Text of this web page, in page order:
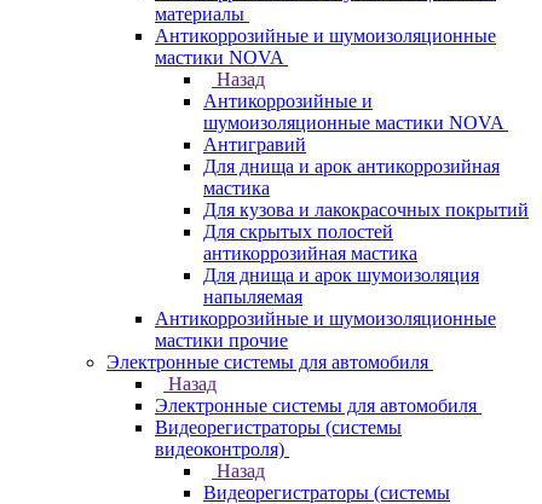
материалы
Антикоррозийные и шумоизоляционные
мастики NOVA
Назад
Антикоррозийные и
шумоизоляционные мастики NOVA
Антигравий
Для днища и арок антикоррозийная
мастика
Для кузова и лакокрасочных покрытий
Для скрытых полостей
антикоррозийная мастика
Для днища и арок шумоизоляция
напыляемая
Антикоррозийные и шумоизоляционные
мастики прочие
Электронные системы для автомобиля
Назад
Электронные системы для автомобиля
Видеорегистраторы (системы
видеоконтроля)
Назад
Видеорегистраторы (системы